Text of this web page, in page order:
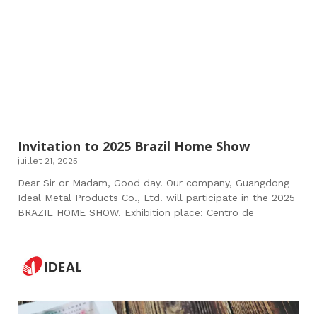
Invitation to 2025 Brazil Home Show
juillet 21, 2025
Dear Sir or Madam, Good day. Our company, Guangdong
Ideal Metal Products Co., Ltd. will participate in the 2025
BRAZIL HOME SHOW. Exhibition place: Centro de